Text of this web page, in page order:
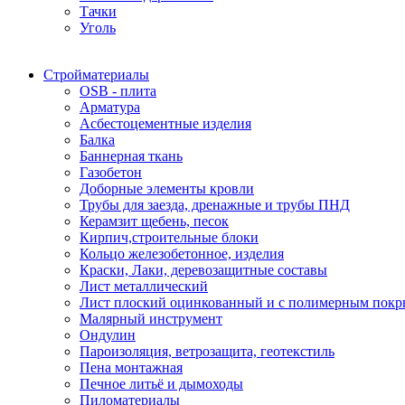
Тачки
Уголь
Стройматериалы
OSB - плита
Арматура
Асбестоцементные изделия
Балка
Баннерная ткань
Газобетон
Доборные элементы кровли
Трубы для заезда, дренажные и трубы ПНД
Керамзит щебень, песок
Кирпич,строительные блоки
Кольцо железобетонное, изделия
Краски, Лаки, деревозащитные составы
Лист металлический
Лист плоский оцинкованный и с полимерным
Малярный инструмент
Ондулин
Пароизоляция, ветрозащита, геотекстиль
Пена монтажная
Печное литьё и дымоходы
Пиломатериалы